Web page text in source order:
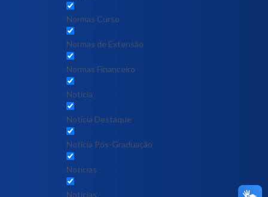
Normas Curso
Normas de Extensão
Normas Financeiro
Notícia
Notícia Destaque
Noticia Pós-Graduação
Notícias
Notícias